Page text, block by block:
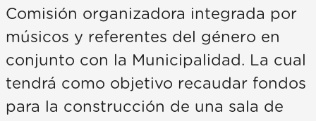
Comisión organizadora integrada por
músicos y referentes del género en
conjunto con la Municipalidad. La cual
tendrá como objetivo recaudar fondos
para la construcción de una sala de